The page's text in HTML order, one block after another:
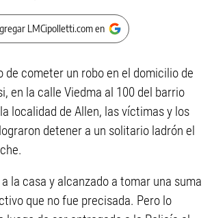
LMCipolletti.com en
de cometer un robo en el domicilio de
en la calle Viedma al 100 del barrio
localidad de Allen, las víctimas y los
detener a un solitario ladrón el
la casa y alcanzado a tomar una suma
que no fue precisada. Pero lo